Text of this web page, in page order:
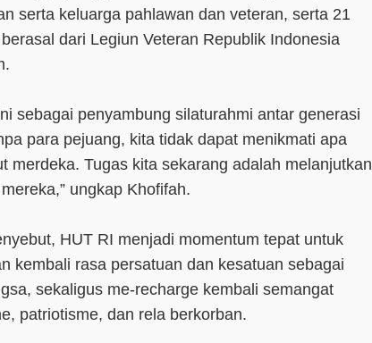
serta keluarga pahlawan dan veteran, serta 21
dari Legiun Veteran Republik Indonesia
sebagai penyambung silaturahmi antar generasi
para pejuang, kita tidak dapat menikmati apa
merdeka. Tugas kita sekarang adalah melanjutkan
ungkap Khofifah.
HUT RI menjadi momentum tepat untuk
kembali rasa persatuan dan kesatuan sebagai
sekaligus me-recharge kembali semangat
patriotisme, dan rela berkorban.